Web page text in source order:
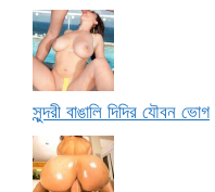
সুন্দরী বাঙালি দিদির যৌবন ভোগ